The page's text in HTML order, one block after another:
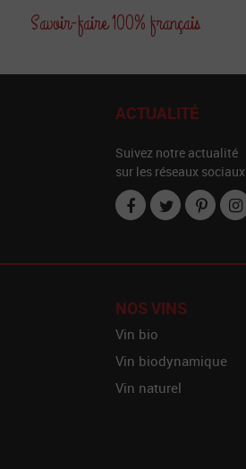
Savoir-faire100% français
ACTUALITÉ
Suivez notre actualité
sur les réseaux sociaux
NOS VINS
Vin bio
Vin biodynamique
Vin naturel